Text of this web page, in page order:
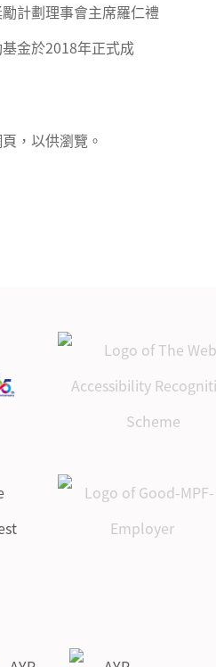
計劃理事會主席羅仁禮
金於2018年正式成
，以供瀏覽。